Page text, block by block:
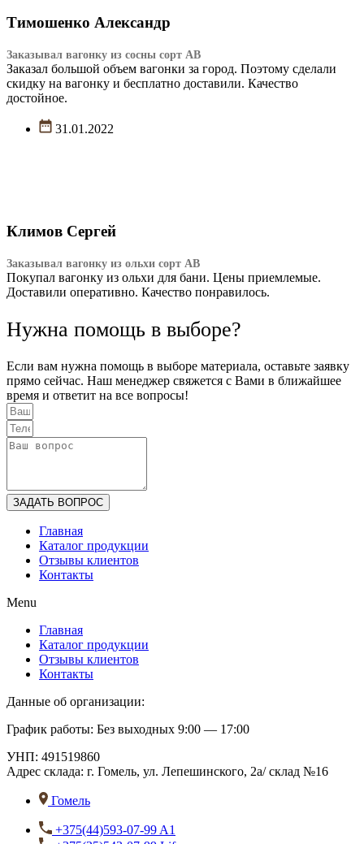
Тимошенко Александр
Заказывал вагонку из сосны сорт АВ
Заказал большой объем вагонки за город. Поэтому сделали
скидку на вагонку и бесплатно доставили. Качество
достойное.
31.01.2022
Климов Сергей
Заказывал вагонку из ольхи сорт АВ
Покупал вагонку из ольхи для бани. Цены приемлемые.
Доставили оперативно. Качество понравилось.
Нужна помощь в выборе?
Если вам нужна помощь в выборе материала, оставьте заявку
прямо сейчас. Наш менеджер свяжется с Вами в ближайшее
время и ответит на все вопросы!
ЗАДАТЬ ВОПРОС
Главная
Каталог продукции
Отзывы клиентов
Контакты
Menu
Главная
Каталог продукции
Отзывы клиентов
Контакты
Данные об организации:
График работы: Без выходных 9:00 — 17:00
УНП: 491519860
Адрес склада: г. Гомель, ул. Лепешинского, 2а/ склад №16
Гомель
+375(44)593-07-99 A1